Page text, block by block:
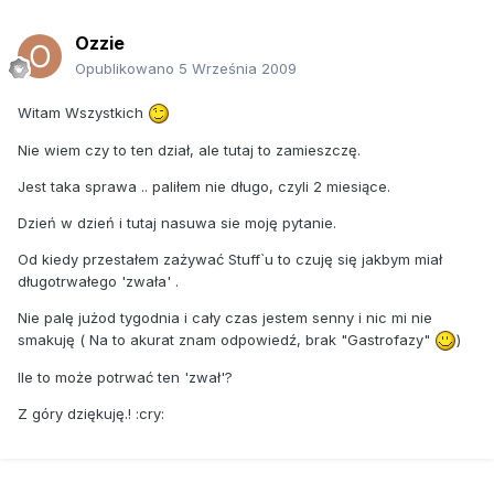
Ozzie
Opublikowano 5 Września 2009
Witam Wszystkich
Nie wiem czy to ten dział, ale tutaj to zamieszczę.
Jest taka sprawa .. paliłem nie długo, czyli 2 miesiące.
Dzień w dzień i tutaj nasuwa sie moję pytanie.
Od kiedy przestałem zażywać Stuff`u to czuję się jakbym miał
długotrwałego 'zwała' .
Nie palę jużod tygodnia i cały czas jestem senny i nic mi nie
smakuję ( Na to akurat znam odpowiedź, brak "Gastrofazy"
)
Ile to może potrwać ten 'zwał'?
Z góry dziękuję.! :cry: